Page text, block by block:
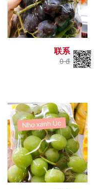
联系
0 đ